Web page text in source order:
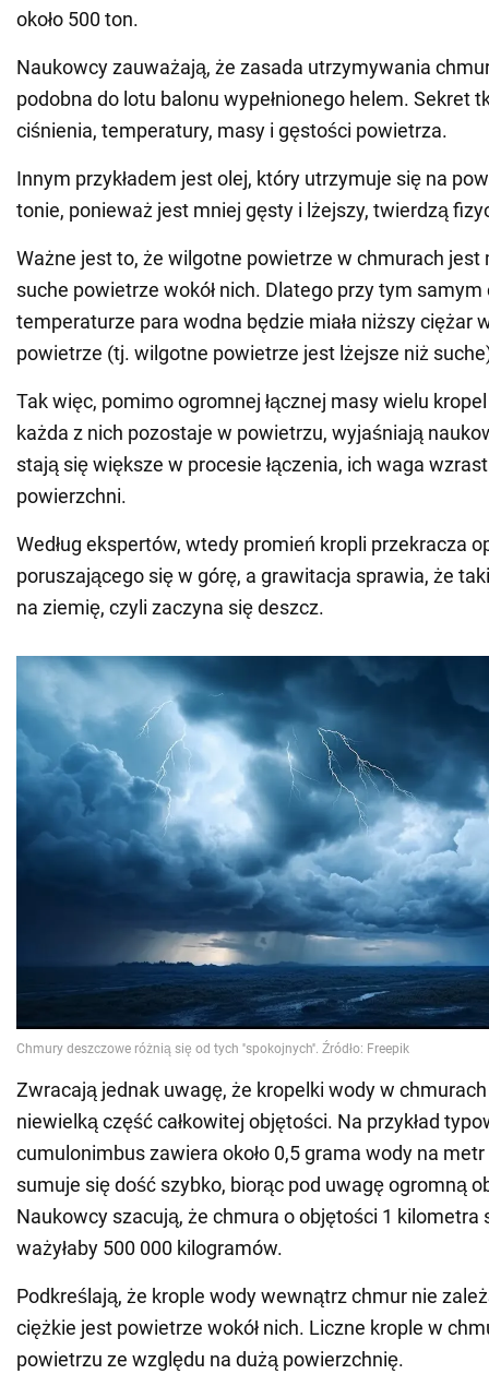
około 500 ton.
Naukowcy zauważają, że zasada utrzymywania
podobna do lotu balonu wypełnionego helem. Sekret
ciśnienia, temperatury, masy i gęstości powietrza.
Innym przykładem jest olej, który utrzymuje się na
tonie, ponieważ jest mniej gęsty i lżejszy, twierdzą
Ważne jest to, że wilgotne powietrze w chmurach jest
suche powietrze wokół nich. Dlatego przy tym samym
temperaturze para wodna będzie miała niższy ciężar
powietrze (tj. wilgotne powietrze jest lżejsze niż
Tak więc, pomimo ogromnej łącznej masy wielu
każda z nich pozostaje w powietrzu, wyjaśniają
stają się większe w procesie łączenia, ich waga
powierzchni.
Według ekspertów, wtedy promień kropli przekracza
poruszającego się w górę, a grawitacja sprawia, że
na ziemię, czyli zaczyna się deszcz.
Zwracają jednak uwagę, że kropelki wody w
niewielką część całkowitej objętości. Na przykład
cumulonimbus zawiera około 0,5 grama wody na
sumuje się dość szybko, biorąc pod uwagę ogromną
Naukowcy szacują, że chmura o objętości 1 kilometra
ważyłaby 500 000 kilogramów.
Podkreślają, że krople wody wewnątrz chmur nie
ciężkie jest powietrze wokół nich. Liczne krople w
powietrzu ze względu na dużą powierzchnię.